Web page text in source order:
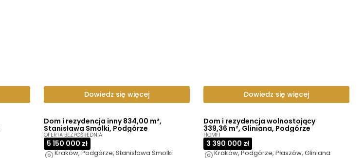
Dowiedz się więcej Dowiedz się więcej
Dom i rezydencja inny 834,00 m²,
Stanisława Smolki, Podgórze
OFERTA BEZPOŚREDNIA
5 150 000 zł
Kraków, Podgórze, Stanisława Smolki
Dom i rezydencja wolnostojący
339,36 m², Gliniana, Podgórze
HOMFI
3 390 000 zł
Kraków, Podgórze, Płaszów, Gliniana